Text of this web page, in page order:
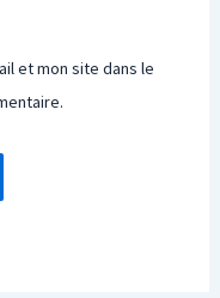
et mon site dans le